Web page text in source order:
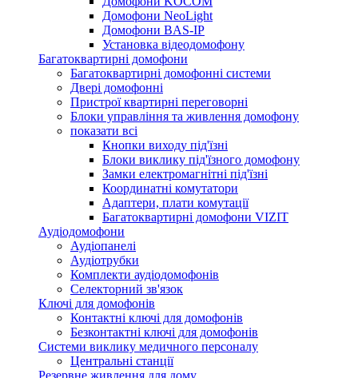
Домофони NeoLight
Домофони BAS-IP
Установка відеодомофону
Багатоквартирні домофони
Багатоквартирні домофонні системи
Двері домофонні
Пристрої квартирні переговорні
Блоки управління та живлення домофону
показати всі
Кнопки виходу під'їзні
Блоки виклику під'їзного домофону
Замки електромагнітні під'їзні
Координатні комутатори
Адаптери, плати комутації
Багатоквартирні домофони VIZIT
Аудіодомофони
Аудіопанелі
Аудіотрубки
Комплекти аудіодомофонів
Селекторний зв'язок
Ключі для домофонів
Контактні ключі для домофонів
Безконтактні ключі для домофонів
Системи виклику медичного персоналу
Центральні станції
Резервне живлення для дому